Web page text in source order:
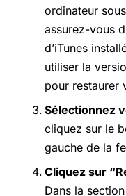
ordinateur
assurez-vous
d’iTunes
utiliser la
pour restaurer
Sélectionnez
cliquez sur le
gauche de la
Cliquez sur
Dans la